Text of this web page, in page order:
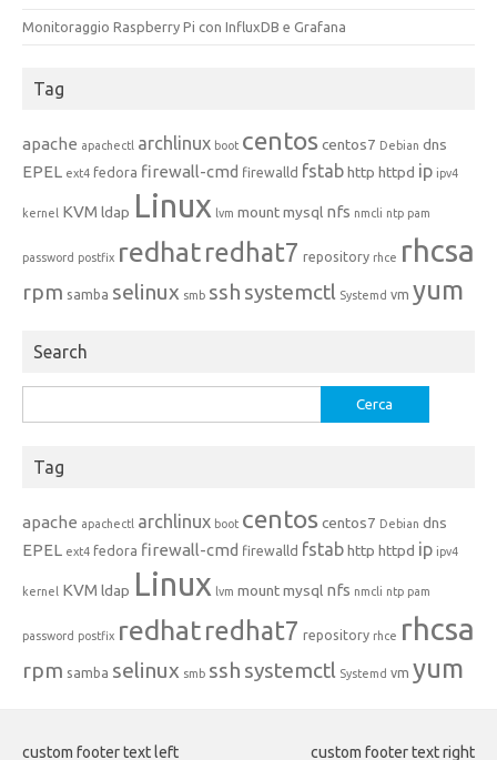
Monitoraggio Raspberry Pi con InfluxDB e Grafana
Tag
apache apachectl archlinux boot centoscentos7 Debian dns
EPEL ext4 fedora firewall-cmd firewalld fstabhttp httpd ip ipv4
kernel KVM ldap Linux lvm mountmysql nfs nmcli ntp pam
password postfix redhatredhat7 repository rhce rhcsa
rpm samba selinux smb ssh systemctl Systemd vm yum
Search
per:
Tag
apache apachectl archlinux boot centoscentos7 Debian dns
EPEL ext4 fedora firewall-cmd firewalld fstabhttp httpd ip ipv4
kernel KVM ldap Linux lvm mountmysql nfs nmcli ntp pam
password postfix redhatredhat7 repository rhce rhcsa
rpm samba selinux smb ssh systemctl Systemd vm yum
custom footer text left custom footer text right